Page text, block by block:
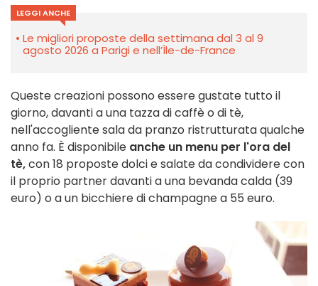
LEGGI ANCHE
Le migliori proposte della settimana dal 3 al 9
agosto 2026 a Parigi e nell’Île-de-France
Queste creazioni possono essere gustate tutto il
giorno, davanti a una tazza di caffè o di tè,
nell'accogliente sala da pranzo ristrutturata qualche
anno fa. È disponibile anche un menu per l'ora del
tè,con 18 proposte dolci e salate da condividere con
il proprio partner davanti a una bevanda calda (39
euro) o a un bicchiere di champagne a 55 euro.